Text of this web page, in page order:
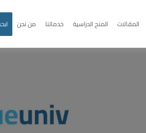
المقالات المنح الدراسية خدماتنا من نحن